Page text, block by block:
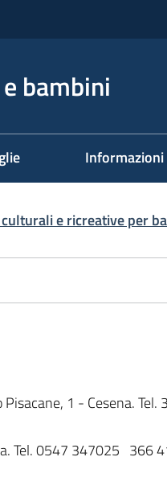
bambini
e ricreative per
Pisacane, 1 - Cesena.
Tel. 0547 347025